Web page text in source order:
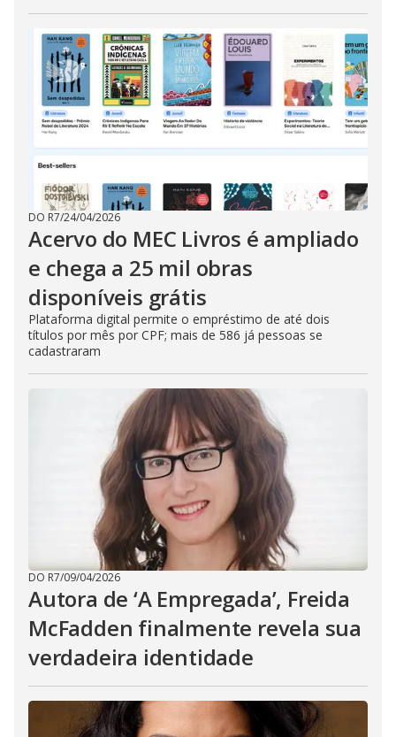
DO R7/24/04/2026
Acervo do MEC Livros é ampliado
e chega a 25 mil obras
disponíveis grátis
Plataforma digital permite o empréstimo de até dois
títulos por mês por CPF; mais de 586 já pessoas se
cadastraram
DO R7/09/04/2026
Autora de ‘A Empregada’, Freida
McFadden finalmente revela sua
verdadeira identidade